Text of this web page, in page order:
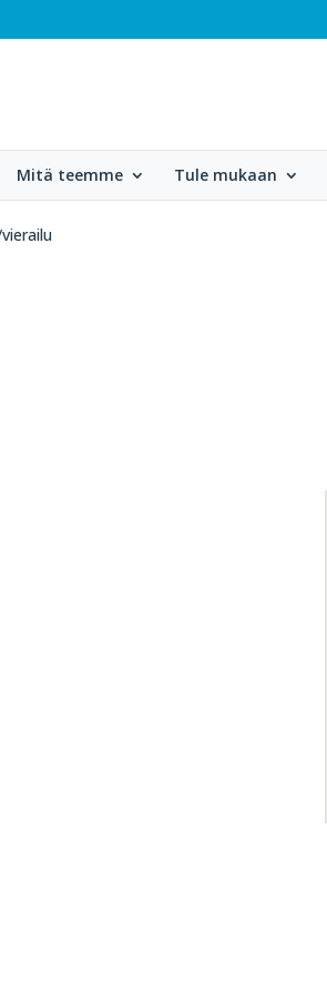
Mitä teemme Tule mukaan